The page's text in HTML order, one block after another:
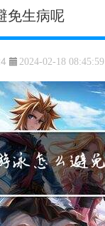
免生病呢
2024-02-18 08:45:59